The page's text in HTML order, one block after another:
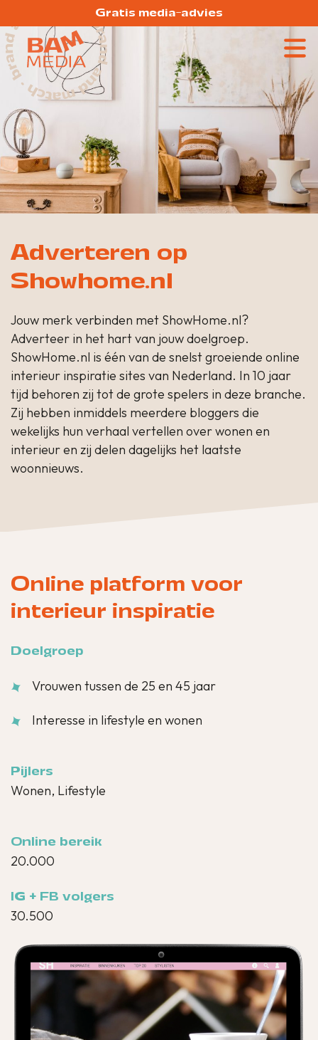
Gratis media-advies
Adverteren op
Showhome.nl
Jouw merk verbinden met ShowHome.nl?
Adverteer in het hart van jouw doelgroep.
ShowHome.nl is één van de snelst groeiende online
interieur inspiratie sites van Nederland. In 10 jaar
tijd behoren zij tot de grote spelers in deze branche.
Zij hebben inmiddels meerdere bloggers die
wekelijks hun verhaal vertellen over wonen en
interieur en zij delen dagelijks het laatste
woonnieuws.
Online platform voor
interieur inspiratie
Doelgroep
Vrouwen tussen de 25 en 45 jaar
Interesse in lifestyle en wonen
Pijlers
Wonen, Lifestyle
Online bereik
20.000
IG + FB volgers
30.500